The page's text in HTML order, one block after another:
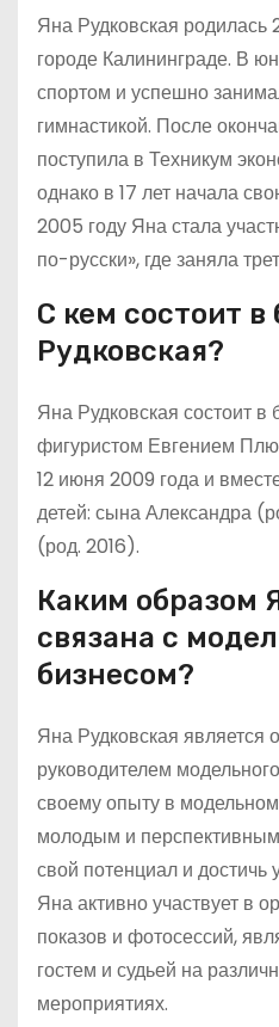
Яна Рудковская родилась
городе Калининграде. В
спортом и успешно
гимнастикой. После
поступила в Техникум
однако в 17 лет начала
2005 году Яна стала
по-русски», где заняла
С кем состоит в
Рудковская?
Яна Рудковская состоит в
фигуристом Евгением
12 июня 2009 года и
детей: сына Александра
(род. 2016).
Каким образом
связана с
бизнесом?
Яна Рудковская является
руководителем
своему опыту в
молодым и
свой потенциал и достичь
Яна активно участвует в
показов и фотосессий,
гостем и судьей на
мероприятиях.